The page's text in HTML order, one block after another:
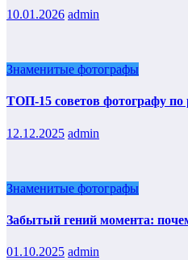
10.01.2026 admin
Знаменитые фотографы
ТОП-15 советов фотографу по
12.12.2025 admin
Знаменитые фотографы
Забытый гений момента:
01.10.2025 admin